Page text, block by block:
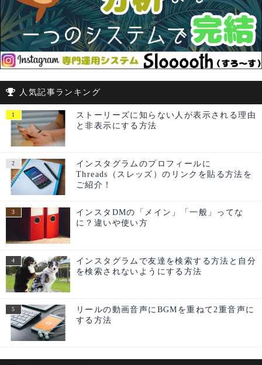
人気記事ランキング
ストーリーズに知らない人が表示される理由
と非表示にする方法
インスタグラムのプロフィールに
Threads（スレッズ）のリンクを貼る方法を
ご紹介！
インスタDMの「メイン」「一般」ってな
に？違いや使い方
インスタグラムで友達を検索する方法と自分
を検索されないようにする方法
リールの動画音声にBGMを重ねて2重音声に
する方法